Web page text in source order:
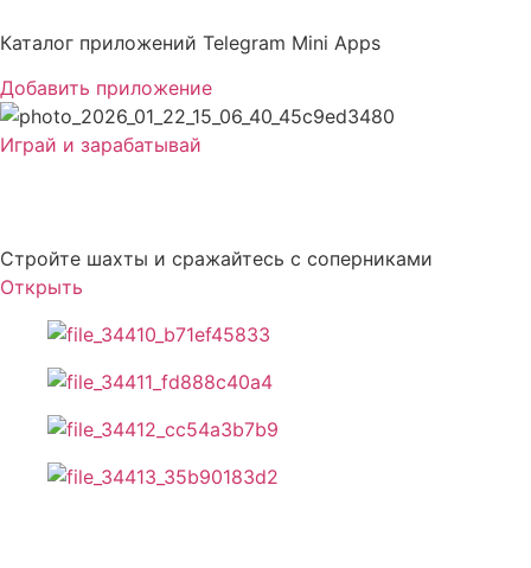
к
Каталог приложений Telegram Mini Apps
Добавить приложение
Играй и зарабатывай
Стройте шахты и сражайтесь с соперниками
Открыть